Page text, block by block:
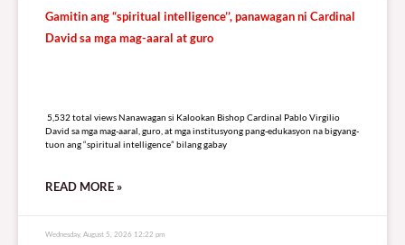
Gamitin ang “spiritual intelligence’’, panawagan ni Cardinal
David sa mga mag-aaral at guro
5,532 total views Nanawagan si Kalookan Bishop Cardinal Pablo Virgilio
David sa mga mag-aaral, guro, at mga institusyong pang-edukasyon na bigyang-
tuon ang “spiritual intelligence” bilang gabay
READ MORE »
Wednesday, August 5, 2026 12:22 pm